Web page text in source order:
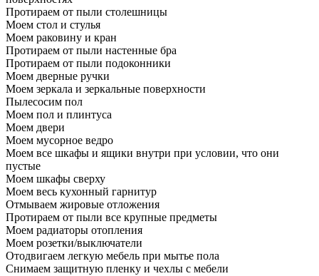
Протираем от пыли столешницы
Моем стол и стулья
Моем раковину и кран
Протираем от пыли настенные бра
Протираем от пыли подоконники
Моем дверные ручки
Моем зеркала и зеркальные поверхности
Пылесосим пол
Моем пол и плинтуса
Моем двери
Моем мусорное ведро
Моем все шкафы и ящики внутри при условии, что они
пустые
Моем шкафы сверху
Моем весь кухонный гарнитур
Отмываем жировые отложения
Протираем от пыли все крупные предметы
Моем радиаторы отопления
Моем розетки/выключатели
Отодвигаем легкую мебель при мытье пола
Снимаем защитную пленку и чехлы с мебели